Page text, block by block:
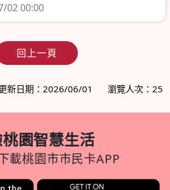
02 00:00
回上一頁
新日期：2026/06/01 瀏覽人次：25
園智慧生活
載桃園市市民卡APP